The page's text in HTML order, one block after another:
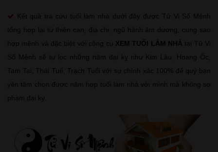
Kết quả tra cứu tuổi làm nhà dưới đây được Tử Vi Số Mệnh
tổng hợp lại từ thiên can, địa chi, ngũ hành âm dương, cung sao
hợp mệnh và đặc biệt với công cụ XEM TUỔI LÀM NHÀ tại Tử Vi
Số Mệnh sẽ tự lọc những năm đại kỵ như Kim Lâu, Hoang Ốc,
Tam Tai, Thái Tuế, Trạch Tuổi với sự chính xác 100% để quý bạn
yên tâm chọn được năm hợp tuổi làm nhà với mình mà không sợ
phạm đại kỵ.